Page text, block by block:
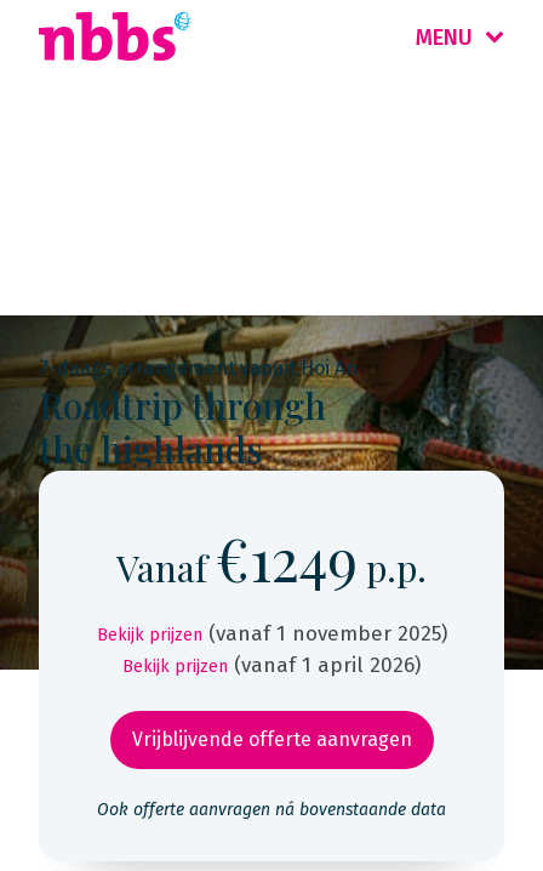
MENU
7-daags arrangement vanuit Hoi An
Roadtrip through
the highlands
Vanaf€1249 p.p.
Bekijk prijzen (vanaf 1 november 2025)
Bekijk prijzen (vanaf 1 april 2026)
Vrijblijvende offerte aanvragen
Ook offerte aanvragen ná bovenstaande data